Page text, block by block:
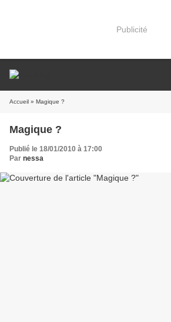
Publicité
Accueil » Magique ?
Magique ?
Publié le 18/01/2010 à 17:00
Par nessa